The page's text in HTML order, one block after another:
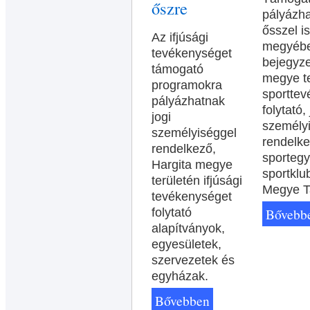
őszre
Az ifjúsági
tevékenységet
támogató
programokra
pályázhatnak
jogi
személyiséggel
rendelkező,
Hargita megye
területén ifjúsági
tevékenységet
folytató
alapítványok,
egyesületek,
szervezetek és
egyházak.
Bővebben
ősszel
megye
folytató,
Megye